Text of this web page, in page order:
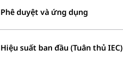
Phê duyệt và ứng dụng
Hiệu suất ban đầu (Tuân thủ IEC)